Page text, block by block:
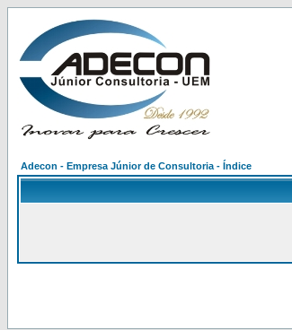
Adecon - Empresa Júnior de Consultoria - Índice